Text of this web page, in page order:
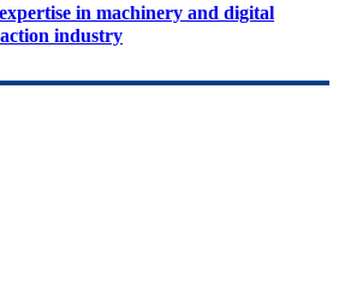
in machinery and digital
industry